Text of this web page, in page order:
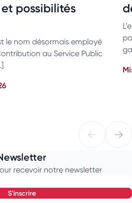
possibilités
le nom désormais employé
au Service Public
recevoir notre newsletter
s'inscrire